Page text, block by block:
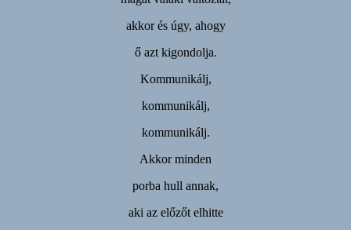
akkor és úgy, ahogy
ő azt kigondolja.
Kommunikálj,
kommunikálj,
kommunikálj.
Akkor minden
porba hull annak,
aki az előzőt elhitte